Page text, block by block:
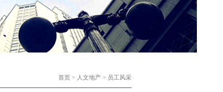
首页 > 人文地产 > 员工风采